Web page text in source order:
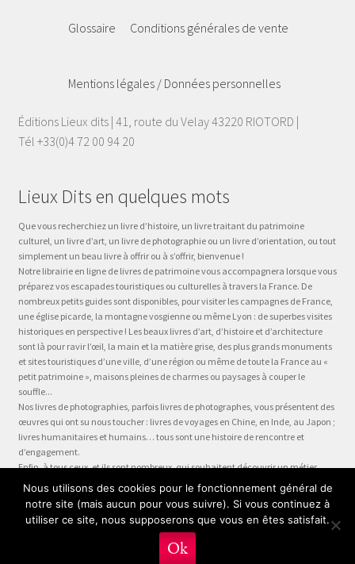
Glossaire Conditions générales de vente
Mentions légales / Données personnelles
Éditions Lieux dits | 41, route du Velay 43220 RIOTORD |
Tél +33(0)4 72 00 94 20
Lieux Dits en quelques mots
Que vous recherchiez un livre d’histoire, un livre traitant du patrimoine
culturel, un livre d’art, un livre de photographie ou un livre d’orientation, ou tout
simplement un beau livre à offrir ou à s’offrir, bienvenue !
Notre librairie en ligne de livres de patrimoine vous accompagnera lorsque vous
préparez vos escapades touristiques ou culturelles à travers la France. De
nombreux petits guides sont disponibles, pour visiter les campagnes de France,
une église picarde, la montagne vosgienne ou même Lyon : de superbes visites
historiques en perspective ! Les beaux livres d’art, d’histoire et d’architecture
sont là pour ravir l’œil, la main et la matière grise, des plus grands monuments
et sites touristiques d’une ville, d’une région ou même de toute la France au «
petit patrimoine », maisons pleines de charmes ou paysages à couper le
souffle...
Nos livres de photographies, parfois livres de photographes, vous présentent des
œuvres qui ont su nous toucher : livres de voyages en Chine, en Inde, au Japon ;
livres humanitaires et humains… tous sont une histoire de rencontre et
d’engagement.
Enfin, à tous ceux, et ils sont nombreux, qui souhaitent découvrir un métier,
préparer leur formation ou choisir leur orientation, à la question « quel métier ?
» nous dédions la collection Être, véritable panorama du monde du travail, plus
qu’un guide des métiers, plus qu’une fiche métier… un test métier, un « stage
en entreprise dans votre fauteuil » !
Nous utilisons des cookies pour le fonctionnement général de
notre site (mais aucun pour vous suivre). Si vous continuez à
utiliser ce site, nous supposerons que vous en êtes satisfait.
Ok